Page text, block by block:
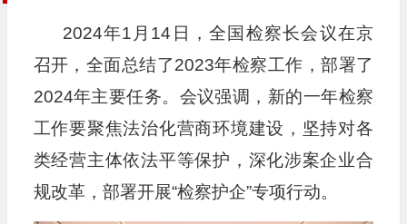
2024年1月14日，全国检察长会议在京
召开，全面总结了2023年检察工作，部署了
2024年主要任务。会议强调，新的一年检察
工作要聚焦法治化营商环境建设，坚持对各
类经营主体依法平等保护，深化涉案企业合
规改革，部署开展“检察护企”专项行动。